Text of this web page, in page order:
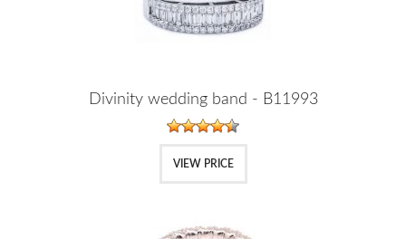
Divinity wedding band - B11993
VIEW PRICE